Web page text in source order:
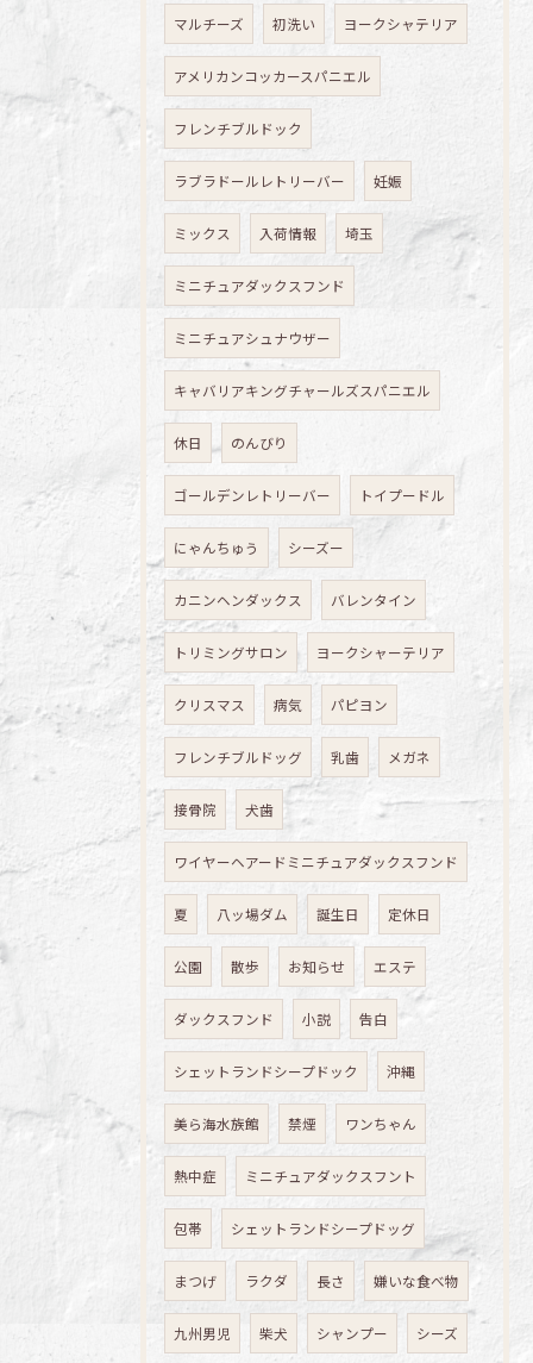
マルチーズ 初洗い ヨークシャテリア
アメリカンコッカースパニエル
フレンチブルドック
ラブラドールレトリーバー 妊娠
ミックス 入荷情報 埼玉
ミニチュアダックスフンド
ミニチュアシュナウザー
キャバリアキングチャールズスパニエル
休日 のんびり
ゴールデンレトリーバー トイプードル
にゃんちゅう シーズー
カニンヘンダックス バレンタイン
トリミングサロン ヨークシャーテリア
クリスマス 病気 パピヨン
フレンチブルドッグ 乳歯 メガネ
接骨院 犬歯
ワイヤーヘアードミニチュアダックスフンド
夏 八ッ場ダム 誕生日 定休日
公園 散歩 お知らせ エステ
ダックスフンド 小説 告白
シェットランドシープドック 沖縄
美ら海水族館 禁煙 ワンちゃん
熱中症 ミニチュアダックスフント
包帯 シェットランドシープドッグ
まつげ ラクダ 長さ 嫌いな食べ物
九州男児 柴犬 シャンプー シーズ